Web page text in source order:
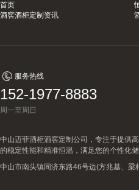
首页
酒窖酒柜定制资讯
服务热线
152-1977-8883
周一至周日
中山迈菲酒柜酒窖定制公司，专注于提供
的稳定性能和精准恒温，满足您的个性化
中山市南头镇同济东路46号边(方兆基、